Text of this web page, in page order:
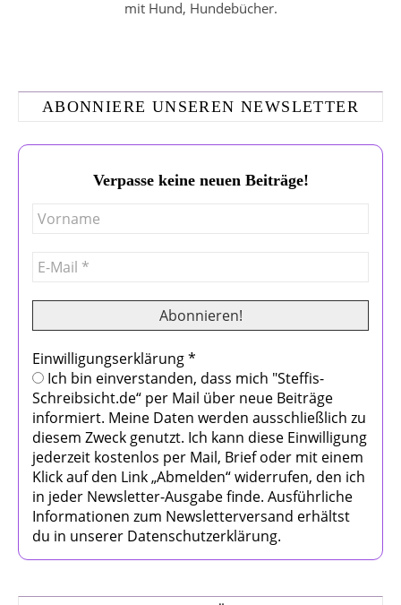
mit Hund, Hundebücher.
ABONNIERE UNSEREN NEWSLETTER
Verpasse keine neuen Beiträge!
Einwilligungserklärung*
Ich bin einverstanden, dass mich "Steffis-
Schreibsicht.de“ per Mail über neue Beiträge
informiert. Meine Daten werden ausschließlich zu
diesem Zweck genutzt. Ich kann diese Einwilligung
jederzeit kostenlos per Mail, Brief oder mit einem
Klick auf den Link „Abmelden“ widerrufen, den ich
in jeder Newsletter-Ausgabe finde. Ausführliche
Informationen zum Newsletterversand erhältst
du in unserer Datenschutzerklärung.